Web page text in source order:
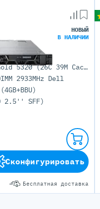
НОВЫЙ
В НАЛИЧИИ
2x Intel Xeon Gold 5320 (26C 39M Cache 2.20 GHz)
2933MHz Dell
2.5'' SFF)
Бесплатная доставка
Сконфигурировать